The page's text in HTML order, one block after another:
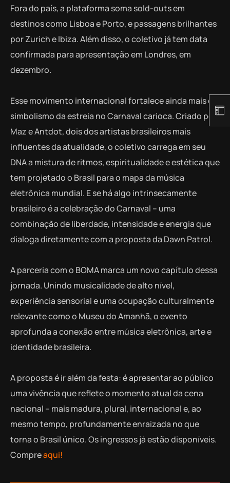
Fora do país, a plataforma soma sold-outs em
destinos como Lisboa e Porto, e passagens brilhantes
por Zurich e Ibiza. Além disso, o coletivo já tem data
confirmada para apresentação em Londres, em
dezembro.
Esse movimento internacional fortalece ainda mais o
simbolismo da estreia no Carnaval carioca. Criado por
Maz e Antdot, dois dos artistas brasileiros mais
influentes da atualidade, o coletivo carrega em seu
DNA a mistura de ritmos, espiritualidade e estética que
tem projetado o Brasil para o mapa da música
eletrônica mundial. E se há algo intrinsecamente
brasileiro é a celebração do Carnaval – uma
combinação de liberdade, intensidade e energia que
dialoga diretamente com a proposta da Dawn Patrol.
A parceria com o BOMA marca um novo capítulo dessa
jornada. Unindo musicalidade de alto nível,
experiência sensorial e uma ocupação culturalmente
relevante como o Museu do Amanhã, o evento
aprofunda a conexão entre música eletrônica, arte e
identidade brasileira.
A proposta é ir além da festa: é apresentar ao público
uma vivência que reflete o momento atual da cena
nacional – mais madura, plural, internacional e, ao
mesmo tempo, profundamente enraizada no que
torna o Brasil único. Os ingressos já estão disponíveis.
Compreaqui!